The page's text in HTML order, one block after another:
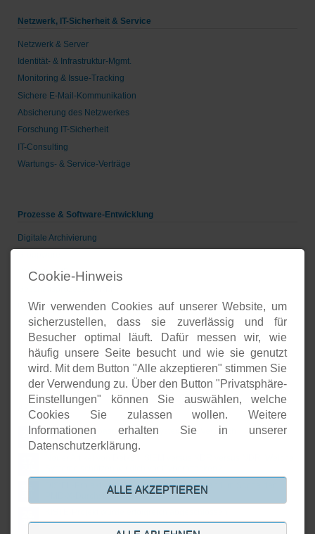
Netzwerk, IT-Sicherheit & Service
Netzwerk & Server
Identität- & Infrastruktur-Mgmt.
Monitoring & Issue-Tracking
Sichere E-Mail-Kommunikation
Absicherung des Netzwerkes
Forschung IT-Sicherheit
IT-Consulting
Wartungs- & Service-Verträge
Prozesse & Software-Entwicklung
Digitale Archivierung
Voice-over-IP
Unternehmenspräsenzen
Software-Entwicklung
Onlineshops
Open-Source-Support
Aktuelles
24.
JUL
Open Source basierte SIEM-Systeme im Vergleich
DiStEL-Projekts bei Bosch in Renningen stand im Scope der
PMD-X-Durchstichprojekte
JUN
Cookie-Hinweis
Wir verwenden Cookies auf unserer Website, um
sicherzustellen, dass sie zuverlässig und für
Besucher optimal läuft. Dafür messen wir, wie
häufig unsere Seite besucht und wie sie genutzt
wird. Mit dem Button "Alle akzeptieren" stimmen Sie
der Verwendung zu. Über den Button "Privatsphäre-
Einstellungen" können Sie auswählen, welche
Cookies Sie zulassen wollen. Weitere
Informationen erhalten Sie in unserer
Datenschutzerklärung.
ALLE AKZEPTIEREN